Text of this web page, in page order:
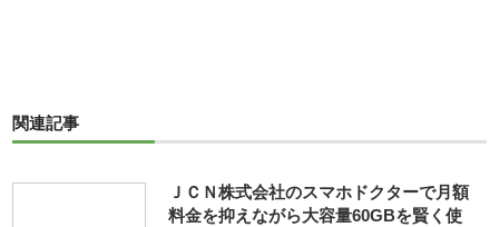
関連記事
ＪＣＮ株式会社のスマホドクターで月額
料金を抑えながら大容量60GBを賢く使